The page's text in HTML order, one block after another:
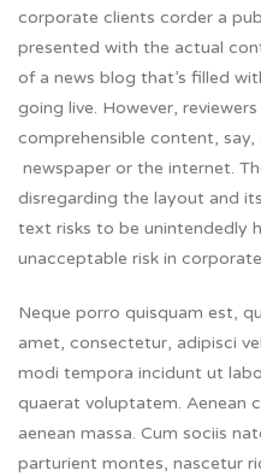
corporate clients corder a
presented with the actual
of a news blog that’s filled
going live. However,
comprehensible content,
newspaper or the internet.
disregarding the layout and
text risks to be unintendedly
unacceptable risk in
Neque porro quisquam est,
amet, consectetur, adipisci
modi tempora incidunt ut
quaerat voluptatem. Aenean
aenean massa. Cum sociis
parturient montes, nascetur